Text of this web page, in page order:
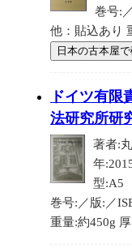
巻号:
他：貼込あり
日本の古本屋
ドイツ有
法研究所研
著者:
年
型:A5
巻号:／版:／
重量:約450g